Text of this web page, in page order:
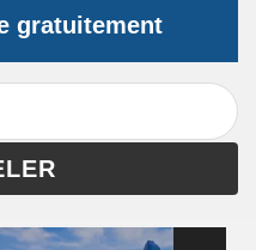
gratuitement